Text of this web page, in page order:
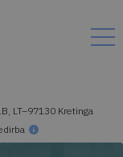
LT–97130 Kretinga